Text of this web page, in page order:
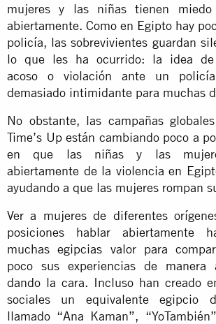
mujeres y las niñas tienen
abiertamente. Como en Egipto hay
policía, las sobrevivientes guardan
lo que les ha ocurrido: la idea de
acoso o violación ante un
demasiado intimidante para muchas
No obstante, las campañas
Time’s Up están cambiando poco a
en que las niñas y las
abiertamente de la violencia en
ayudando a que las mujeres rompan
Ver a mujeres de diferentes
posiciones hablar abiertamente
muchas egipcias valor para
poco sus experiencias de manera
dando la cara. Incluso han creado
sociales un equivalente egipcio
llamado “Ana Kaman”,